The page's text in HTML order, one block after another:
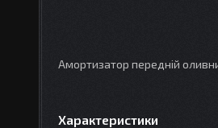
Амортизатор передній
Характеристики